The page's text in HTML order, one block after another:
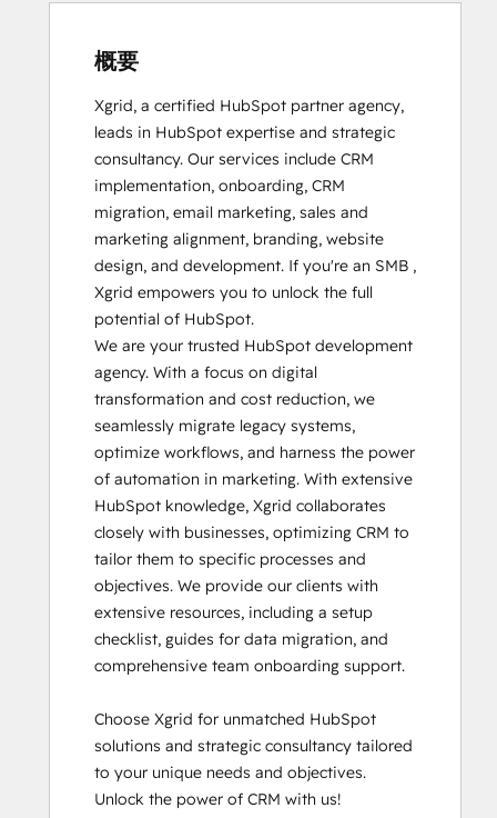
概要
Xgrid, a certified HubSpot partner agency,
leads in HubSpot expertise and strategic
consultancy. Our services include CRM
implementation, onboarding, CRM
migration, email marketing, sales and
marketing alignment, branding, website
design, and development. If you're an SMB ,
Xgrid empowers you to unlock the full
potential of HubSpot.
We are your trusted HubSpot development
agency. With a focus on digital
transformation and cost reduction, we
seamlessly migrate legacy systems,
optimize workflows, and harness the power
of automation in marketing. With extensive
HubSpot knowledge, Xgrid collaborates
closely with businesses, optimizing CRM to
tailor them to specific processes and
objectives. We provide our clients with
extensive resources, including a setup
checklist, guides for data migration, and
comprehensive team onboarding support.
Choose Xgrid for unmatched HubSpot
solutions and strategic consultancy tailored
to your unique needs and objectives.
Unlock the power of CRM with us!